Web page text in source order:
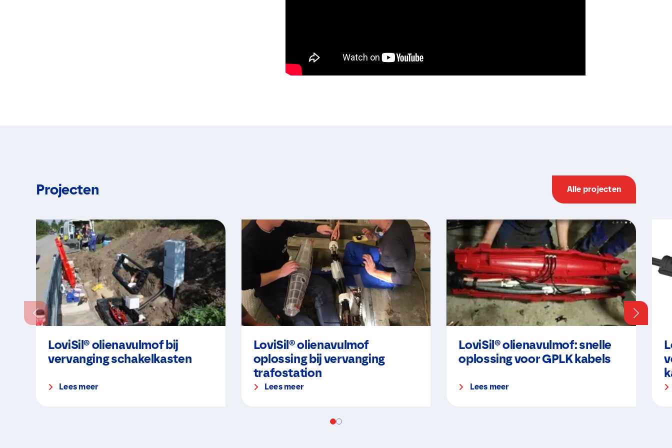
Projecten Alle projecten
LoviSil® olienavulmof bij
vervanging schakelkasten
Lees meer
LoviSil® olienavulmof
oplossing bij vervanging
trafostation
Lees meer
LoviSil® olienavulmof: snelle
oplossing voor GPLK kabels
Lees meer